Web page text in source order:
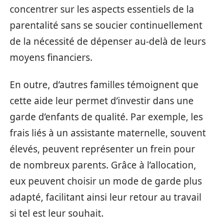
concentrer sur les aspects essentiels de la
parentalité sans se soucier continuellement
de la nécessité de dépenser au-delà de leurs
moyens financiers.
En outre, d’autres familles témoignent que
cette aide leur permet d’investir dans une
garde d’enfants de qualité. Par exemple, les
frais liés à un assistante maternelle, souvent
élevés, peuvent représenter un frein pour
de nombreux parents. Grâce à l’allocation,
eux peuvent choisir un mode de garde plus
adapté, facilitant ainsi leur retour au travail
si tel est leur souhait.